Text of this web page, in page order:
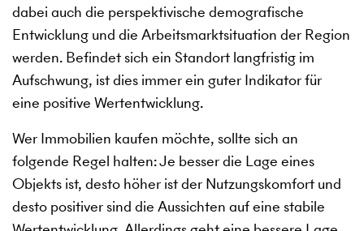
dabei auch die perspektivische demografische
Entwicklung und die Arbeitsmarktsituation der Region
werden. Befindet sich ein Standort langfristig im
Aufschwung, ist dies immer ein guter Indikator für
eine positive Wertentwicklung.
Wer Immobilien kaufen möchte, sollte sich an
folgende Regel halten: Je besser die Lage eines
Objekts ist, desto höher ist der Nutzungskomfort und
desto positiver sind die Aussichten auf eine stabile